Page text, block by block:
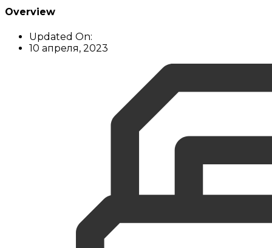
Overview
Updated On:
10 апреля, 2023